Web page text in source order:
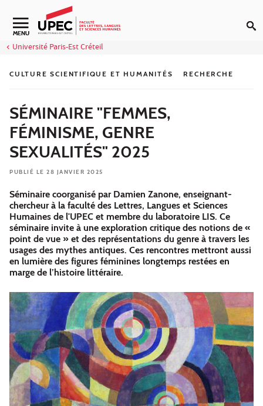
Aller au contenu
Navigation secondaire
MENU
Université Paris-Est Créteil
CULTURE SCIENTIFIQUE ET HUMANITÉS RECHERCHE
SÉMINAIRE "FEMMES,
FÉMINISME, GENRE
SEXUALITÉS" 2025
PUBLIÉ LE 28 JANVIER 2025
Séminaire coorganisé par Damien Zanone, enseignant-
chercheur à la faculté des Lettres, Langues et Sciences
Humaines de l'UPEC et membre du laboratoire LIS. Ce
séminaire invite à une exploration critique des notions de «
point de vue » et des représentations du genre à travers les
usages des mythes antiques. Ces rencontres mettront aussi
en lumière des figures féminines longtemps restées en
marge de l’histoire littéraire.